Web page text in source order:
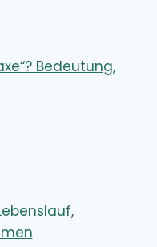
Bedeutung,